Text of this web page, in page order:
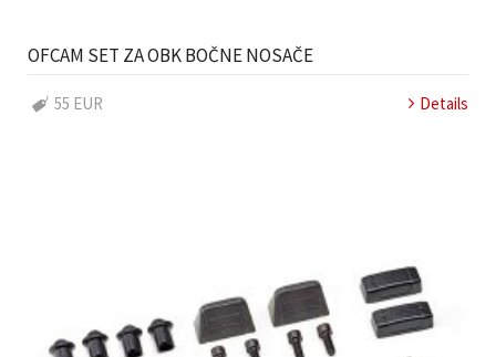
OFCAM SET ZA OBK BOČNE NOSAČE
55 EUR Details